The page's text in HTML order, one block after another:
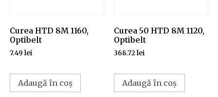
Curea HTD 8M 1160,
Optibelt
7.49 lei
Adaugă în coș
Curea 50 HTD 8M 1120,
Optibelt
368.72lei
Adaugă în coș